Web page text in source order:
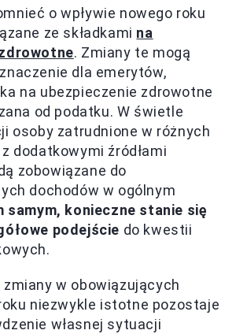
o wpływie nowego roku
ze składkami na
. Zmiany te mogą
dla emerytów,
na ubezpieczenie zdrowotne
od podatku. W świetle
osoby zatrudnione w różnych
dodatkowymi źródłami
zobowiązane do
dochodów w ogólnym
samym, konieczne stanie się
podejście do kwestii
zmiany w obowiązujących
niezwykle istotne pozostaje
własnej sytuacji